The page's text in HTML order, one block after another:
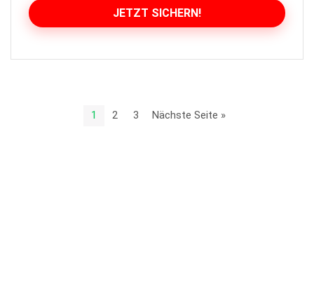
JETZT SICHERN!
1 2 3 Nächste Seite »